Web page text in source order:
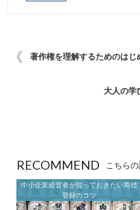
著作権を理解するためのはじ
大人の学
RECOMMEND こちらの
中小企業経営者が知っておきたい商標
登録のコツ